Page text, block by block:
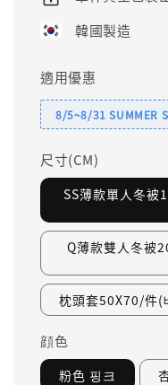
韓國製造
適用優惠
8/5~8/31 SUMMER
尺寸(CM)
SS薄款單人冬被
Q薄款雙人冬被
枕頭套50X70/件(
顔色
粉色 핑크